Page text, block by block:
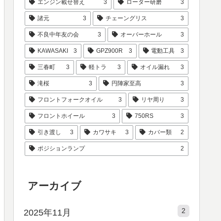
エンジン載せ替え 3 ローター研磨 3
諸元 3 チェーングリス 3
不良中年友の会 3 オーバーホール 3
KAWASAKI 3 GPZ900R 3 電動工具 3
三春町 3 軽トラ 3 オイル漏れ 3
滝桜 3 円陣家至高 3
フロントフォークオイル 3 リヤ周り 3
フロントホイール 3 750RS 3
引き渡し 3 カワサキ 3 カバー類 2
ポジションランプ 2
アーカイブ
2025年11月 2